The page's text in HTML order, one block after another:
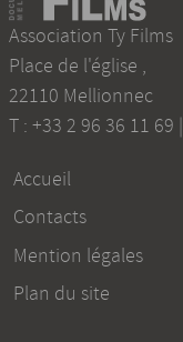
Association Ty Films
Place de l'église ,
22110 Mellionnec
T : +33 2 96 36 11 69
Accueil
Contacts
Mention légales
Plan du site